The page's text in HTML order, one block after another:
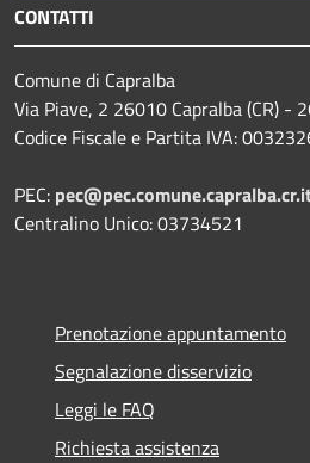
CONTATTI
Comune di Capralba
Via Piave, 2 26010 Capralba (CR) -
Codice Fiscale e Partita IVA:
PEC:
Centralino Unico: 03734521
Prenotazione appuntamento
Segnalazione disservizio
Leggi le FAQ
Richiesta assistenza